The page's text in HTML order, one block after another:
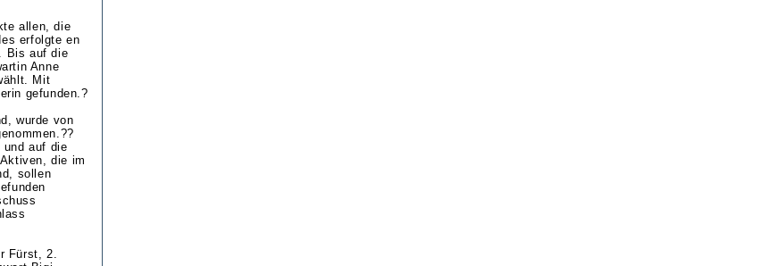
allen, die
erfolgte en
Bis auf die
Anne
Mit
gefunden.?
wurde von
und auf die
die im
sollen
Fürst, 2.